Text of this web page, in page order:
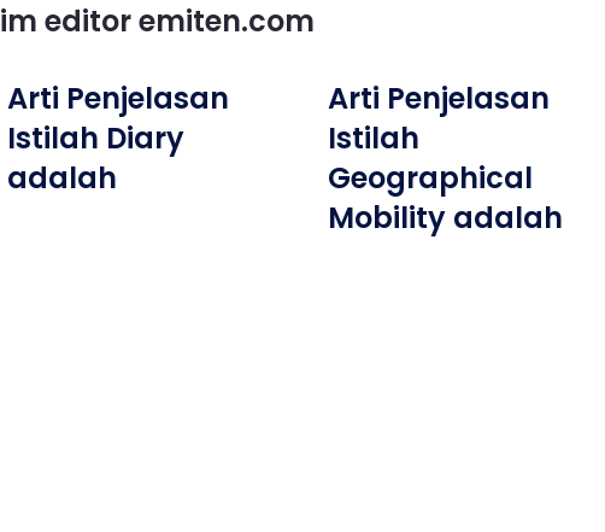
editor emiten.com
Arti Penjelasan
Istilah Diary
adalah
Arti Penjelasan
Istilah
Geographical
Mobility adalah